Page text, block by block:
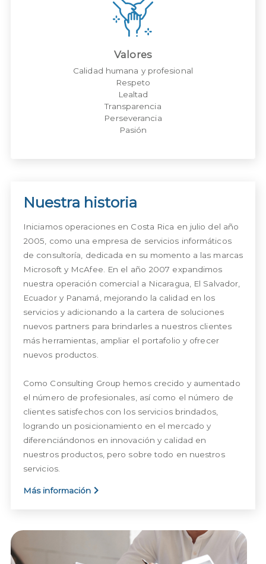
Valores
Calidad humana y profesional
Respeto
Lealtad
Transparencia
Perseverancia
Pasión
Nuestra historia
Iniciamos operaciones en Costa Rica en julio del año
2005, como una empresa de servicios informáticos
de consultoría, dedicada en su momento a las marcas
Microsoft y McAfee. En el año 2007 expandimos
nuestra operación comercial a Nicaragua, El Salvador,
Ecuador y Panamá, mejorando la calidad en los
servicios y adicionando a la cartera de soluciones
nuevos partners para brindarles a nuestros clientes
más herramientas, ampliar el portafolio y ofrecer
nuevos productos.
Como Consulting Group hemos crecido y aumentado
el número de profesionales, así como el número de
clientes satisfechos con los servicios brindados,
logrando un posicionamiento en el mercado y
diferenciándonos en innovación y calidad en
nuestros productos, pero sobre todo en nuestros
servicios.
Más información